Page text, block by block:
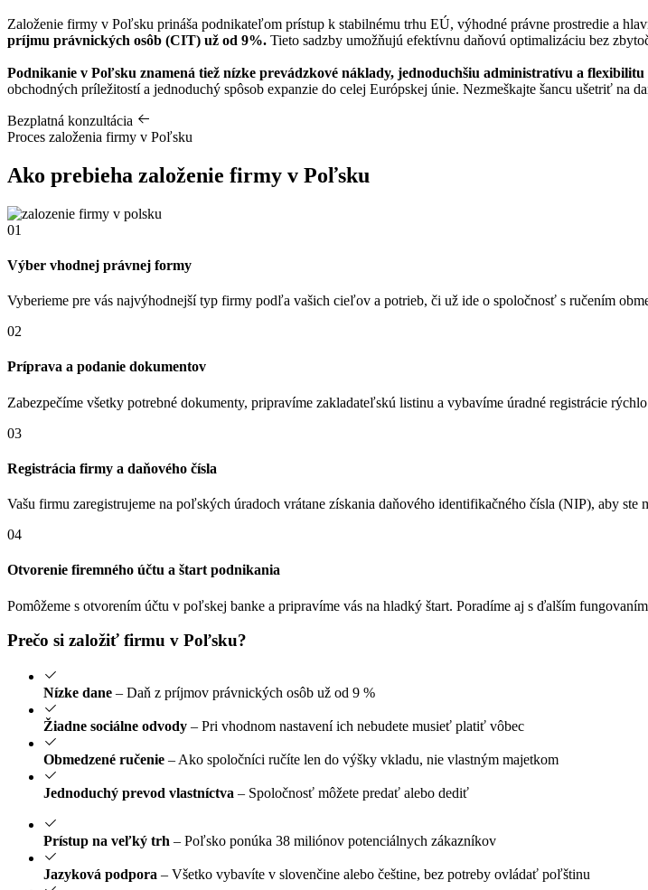
Založenie firmy v Poľsku prináša podnikateľom prístup k stabilnému trhu EÚ, výhodné právne prostredie a
príjmu právnických osôb (CIT) už od 9%. Tieto sadzby umožňujú efektívnu daňovú optimalizáciu bez
Podnikanie v Poľsku znamená tiež nízke prevádzkové náklady, jednoduchšiu administratívu a
obchodných príležitostí a jednoduchý spôsob expanzie do celej Európskej únie. Nezmeškajte šancu ušetriť na
Bezplatná konzultácia
Proces založenia firmy v Poľsku
Ako prebieha založenie firmy v Poľsku
01
Výber vhodnej právnej formy
Vyberieme pre vás najvýhodnejší typ firmy podľa vašich cieľov a potrieb, či už ide o spoločnosť s ručením
02
Príprava a podanie dokumentov
Zabezpečíme všetky potrebné dokumenty, pripravíme zakladateľskú listinu a vybavíme úradné registrácie
03
Registrácia firmy a daňového čísla
Vašu firmu zaregistrujeme na poľských úradoch vrátane získania daňového identifikačného čísla (NIP), aby
04
Otvorenie firemného účtu a štart podnikania
Pomôžeme s otvorením účtu v poľskej banke a pripravíme vás na hladký štart. Poradíme aj s ďalším
Prečo si založiť firmu v Poľsku?
Nízke dane – Daň z príjmov právnických osôb už od 9 %
Žiadne sociálne odvody – Pri vhodnom nastavení ich nebudete musieť platiť vôbec
Obmedzené ručenie – Ako spoločníci ručíte len do výšky vkladu, nie vlastným majetkom
Jednoduchý prevod vlastníctva – Spoločnosť môžete predať alebo dediť
Prístup na veľký trh – Poľsko ponúka 38 miliónov potenciálnych zákazníkov
Jazyková podpora – Všetko vybavíte v slovenčine alebo češtine, bez potreby ovládať poľštinu